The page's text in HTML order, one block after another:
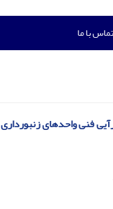
تماس با ما
فنی واحدهای زنبورداری